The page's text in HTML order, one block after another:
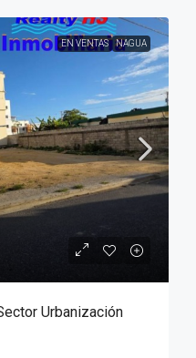
EN VENTAS NAGUA
Urbanización